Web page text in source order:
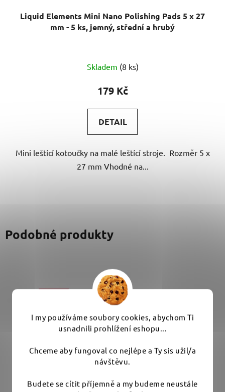
I my používáme soubory cookies, abychom Ti
usnadnili prohlížení eshopu...
Chceme aby fungoval co nejlépe a Ty sis užil/a
návštěvu.
Budete se cítit příjemně a my budeme neustále
Liquid Elements Mini Nano Polishing Pads 5 x 27
mm - 5 ks, jemný, střední a hrubý
Skladem (8 ks)
179 Kč
DETAIL
Mini leštící kotoučky na malé leštící stroje. Rozměr 5 x
27 mm Vhodné na...
Podobné produkty